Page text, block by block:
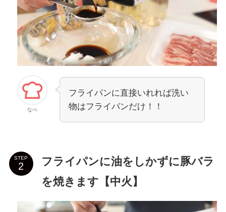
なべ
フライパンに直接いれれば洗い
物はフライパンだけ！！
STEP
フライパンに油をしかずに豚バラ
を焼きます【中火】